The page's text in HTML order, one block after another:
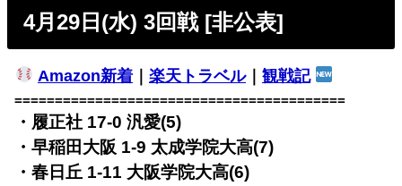
4月29日(水) 3回戦 [非公表]
Amazon新着｜ 楽天トラベル｜ 観戦記
=========================================
・履正社 17-0 汎愛(5)
・早稲田大阪 1-9 太成学院大高(7)
・春日丘 1-11 大阪学院大高(6)